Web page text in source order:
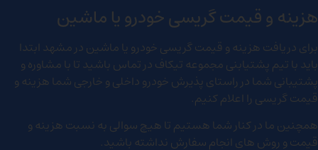
هزینه و قیمت گریسی خودرو یا ماشین
برای دریافت هزینه و قیمت گریسی خودرو یا ماشین در مشهد ابتدا
باید با تیم پشتیابنی مجموعه تیکاف در تماس باشید تا با مشاوره و
پشتیبانی شما در راستای پذیرش خودرو داخلی و خارجی شما هزینه و
قیمت گریسی را اعلام کنیم.
همچنین ما در کنار شما هستیم تا هیچ سوالی به نسبت هزینه و
قیمت و روش های انجام سفارش نداشته باشید.